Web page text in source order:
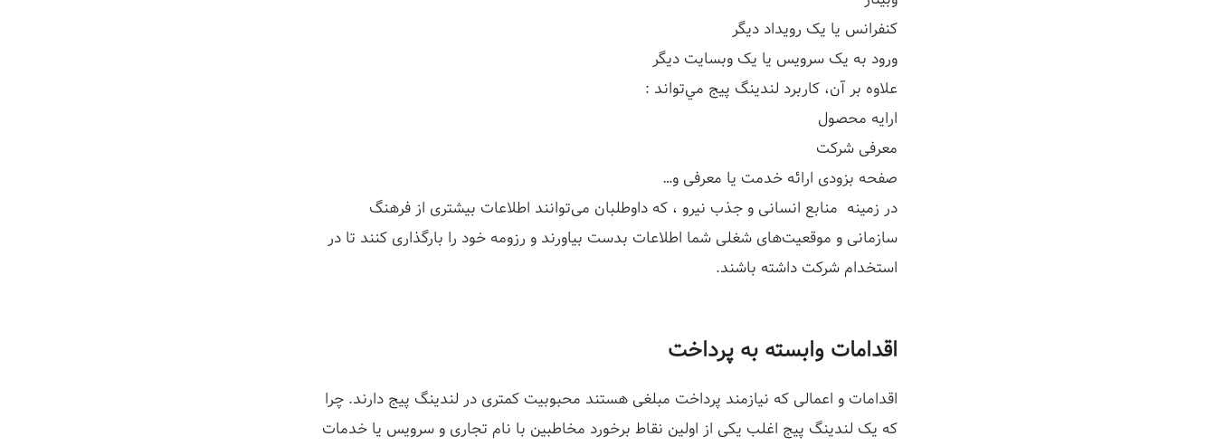
کنفرانس یا یک رویداد دیگر
ورود به یک سرویس یا یک وبسایت دیگر
علاوه بر آن، کاربرد لندینگ پیج مي‌تواند :
ارایه محصول
معرفی شرکت
صفحه بزودی ارائه خدمت یا معرفی و…
در زمینه منابع انسانی و جذب نیرو ، که داوطلبان می‌توانند اطلاعات بیشتری از فرهنگ
سازمانی و موقعیت‌های شغلی شما اطلاعات بدست بیاورند و رزومه خود را بارگذاری کنند تا در
استخدام شرکت داشته باشند.
اقدامات وابسته به پرداخت
اقدامات و اعمالی که نیازمند پرداخت مبلغی هستند محبوبیت کمتری در لندینگ پیج دارند. چرا
که یک لندینگ پیج اغلب یکی از اولین نقاط برخورد مخاطبین با نام تجاری و سرویس یا خدمات